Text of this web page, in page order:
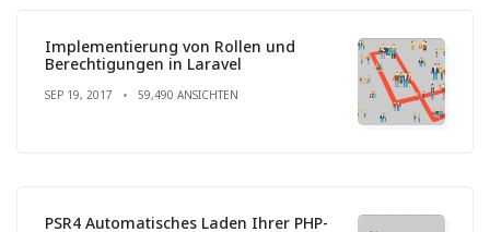
Implementierung von Rollen und
Berechtigungen in Laravel
SEP 19, 2017 59,490 ANSICHTEN
PSR4 Automatisches Laden Ihrer PHP-